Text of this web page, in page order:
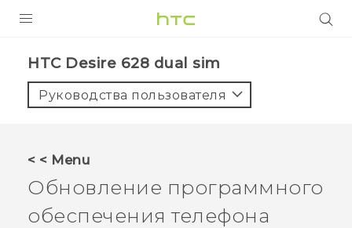
5G
VIVERSE
HTC Desire 628 dual sim‎
Руководства пользователя
< < Menu
Обновление программного
обеспечения телефона